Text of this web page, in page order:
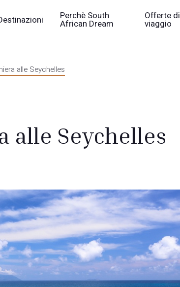
Perchè South
African Dream
Offerte di
viaggio
alle Seychelles
alle Seychelles